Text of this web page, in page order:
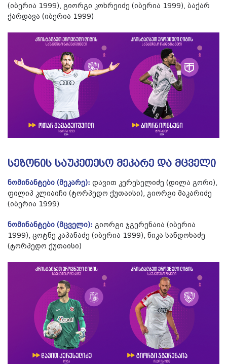
(იბერია 1999), გიორგი კოხრეიძე (იბერია 1999), ბაქარ
ქარდავა (იბერია 1999)
სეზონის საუკეთესო მეკარე და მცველი
ნომინანტები (მეკარე): დავით კერესელიძე (დილა გორი),
ფილიპ კლიაიჩი (ტორპედო ქუთაისი), გიორგი მაკარიძე
(იბერია 1999)
ნომინანტები (მცველი): გიორგი ჯგერენაია (იბერია
1999), ცოტნე კაპანაძე (იბერია 1999), ნიკა სანდოხაძე
(ტორპედო ქუთაისი)